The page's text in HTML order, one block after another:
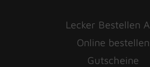
Lecker Bestellen
Online bestellen
Gutscheine